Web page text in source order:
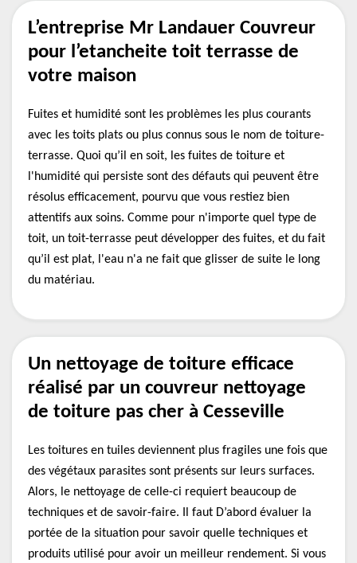
L’entreprise Mr Landauer Couvreur
pour l’etancheite toit terrasse de
votre maison
Fuites et humidité sont les problèmes les plus courants
avec les toits plats ou plus connus sous le nom de toiture-
terrasse. Quoi qu’il en soit, les fuites de toiture et
l'humidité qui persiste sont des défauts qui peuvent être
résolus efficacement, pourvu que vous restiez bien
attentifs aux soins. Comme pour n'importe quel type de
toit, un toit-terrasse peut développer des fuites, et du fait
qu’il est plat, l'eau n'a ne fait que glisser de suite le long
du matériau.
Un nettoyage de toiture efficace
réalisé par un couvreur nettoyage
de toiture pas cher à Cesseville
Les toitures en tuiles deviennent plus fragiles une fois que
des végétaux parasites sont présents sur leurs surfaces.
Alors, le nettoyage de celle-ci requiert beaucoup de
techniques et de savoir-faire. Il faut D’abord évaluer la
portée de la situation pour savoir quelle techniques et
produits utilisé pour avoir un meilleur rendement. Si vous